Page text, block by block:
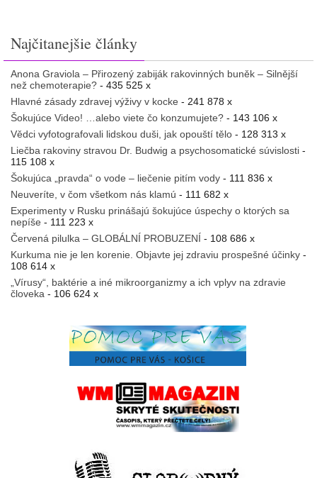
Najčitanejšie články
Anona Graviola – Přirozený zabiják rakovinných buněk – Silnější
než chemoterapie? - 435 525 x
Hlavné zásady zdravej výživy v kocke - 241 878 x
Šokujúce Video! …alebo viete čo konzumujete? - 143 106 x
Vědci vyfotografovali lidskou duši, jak opouští tělo - 128 313 x
Liečba rakoviny stravou Dr. Budwig a psychosomatické súvislosti -
115 108 x
Šokujúca „pravda“ o vode – liečenie pitím vody - 111 836 x
Neuveríte, v čom všetkom nás klamú - 111 682 x
Experimenty v Rusku prinášajú šokujúce úspechy o ktorých sa
nepíše - 111 223 x
Červená pilulka – GLOBÁLNÍ PROBUZENÍ - 108 686 x
Kurkuma nie je len korenie. Objavte jej zdraviu prospešné účinky -
108 614 x
„Vírusy“, baktérie a iné mikroorganizmy a ich vplyv na zdravie
človeka - 106 624 x